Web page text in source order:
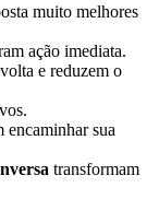
muito melhores
ação imediata.
e reduzem o
encaminhar sua
transformam